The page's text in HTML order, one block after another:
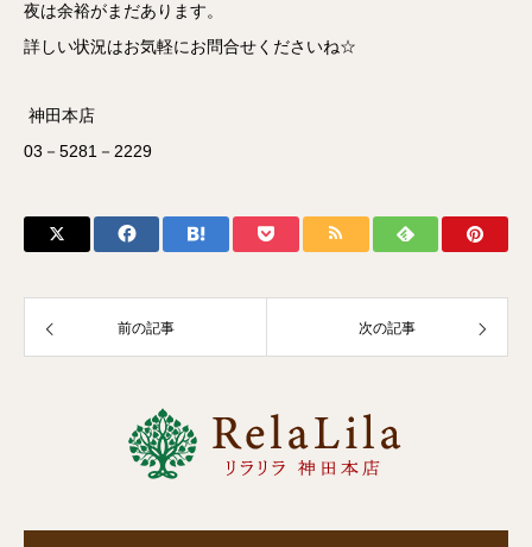
夜は余裕がまだあります。
詳しい状況はお気軽にお問合せくださいね☆
神田本店
03－5281－2229
前の記事 次の記事